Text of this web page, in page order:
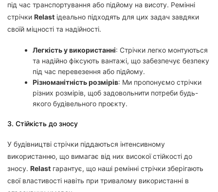
під час транспортування або підйому на висоту. Ремінні
стрічки Relast ідеально підходять для цих задач завдяки
своїй міцності та надійності.
Легкість у використанні: Стрічки легко монтуються
та надійно фіксують вантажі, що забезпечує безпеку
під час перевезення або підйому.
Різноманітність розмірів: Ми пропонуємо стрічки
різних розмірів, щоб задовольнити потреби будь-
якого будівельного проєкту.
3. Стійкість до зносу
У будівництві стрічки піддаються інтенсивному
використанню, що вимагає від них високої стійкості до
зносу. Relast гарантує, що наші ремінні стрічки зберігають
свої властивості навіть при тривалому використанні в